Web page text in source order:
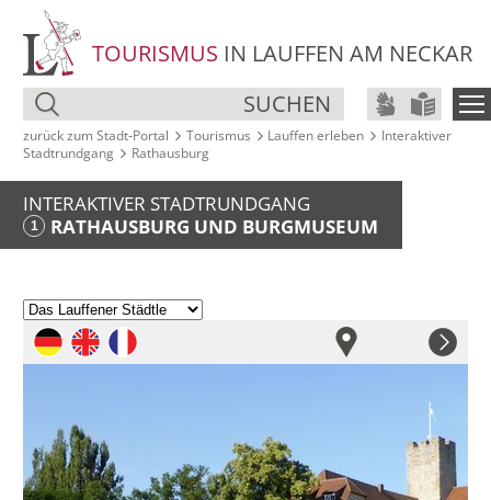
TOURISMUS IN LAUFFEN AM NECKAR
SUCHEN
zurück zum Stadt‑Portal Tourismus Lauffen erleben
Interaktiver
Stadtrundgang
Rathausburg
INTERAKTIVER STADTRUNDGANG
1 RATHAUSBURG UND BURGMUSEUM